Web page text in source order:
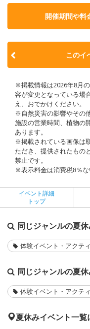
開催期間や料
このイ
※掲載情報は2026年8月
容が変更となっている場
え、おでかけください。
※自然災害の影響やその
施設の営業時間、植物の
あります。
※掲載されている画像は
ただき、提供されたもの
禁止です。
※表示料金は消費税8％な
イベント詳細
トップ
同じジャンルの夏
体験イベント・アクテ
同じジャンルの夏
体験イベント・アクテ
夏休みイベント一覧